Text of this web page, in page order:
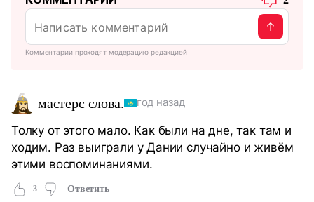
Комментарии проходят модерацию редакцией
мастерс слова. год назад
Толку от этого мало. Как были на дне, так там и
ходим. Раз выиграли у Дании случайно и живём
этими воспоминаниями.
3 Ответить